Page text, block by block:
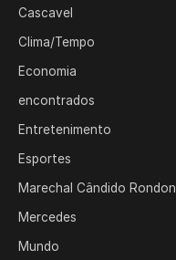
Cascavel
Clima/Tempo
Economia
encontrados
Entretenimento
Esportes
Marechal Cândido Rondon
Mercedes
Mundo